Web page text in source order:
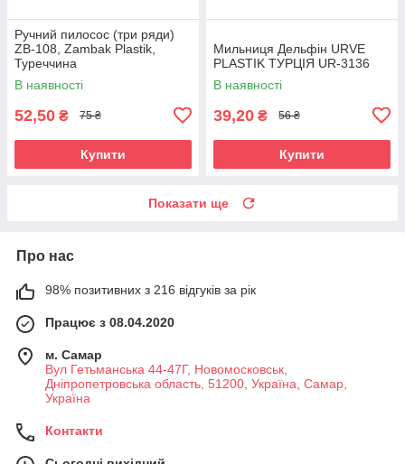
Ручний пилосос (три ряди)
ZB-108, Zambak Plastik,
Туреччина
В наявності
52,50 ₴ 75 ₴
Купити
Мильниця Дельфін URVE
PLASTIK ТУРЦІЯ UR-3136
В наявності
39,20 ₴ 56 ₴
Купити
Показати ще
Про нас
98% позитивних з 216 відгуків за рік
Працює з 08.04.2020
м. Самар
Вул Гетьманська 44-47Г, Новомосковськ,
Днiпропетровська область, 51200, Україна, Самар,
Україна
Контакти